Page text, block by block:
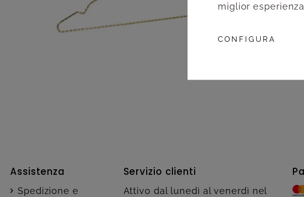
Assistenza
Spedizione e
Servizio clienti
Attivo dal lunedì al venerdì nel
miglior
CONFIGURA